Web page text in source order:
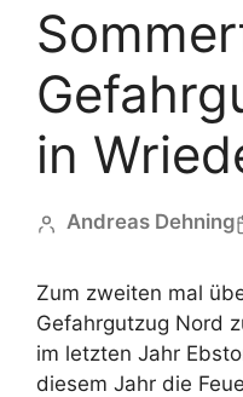
in
Andreas Dehning
Zum zweiten mal
Gefahrgutzug Nord
im letzten Jahr
diesem Jahr die